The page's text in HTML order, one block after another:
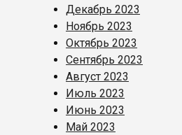
Декабрь 2023
Ноябрь 2023
Октябрь 2023
Сентябрь 2023
Август 2023
Июль 2023
Июнь 2023
Май 2023